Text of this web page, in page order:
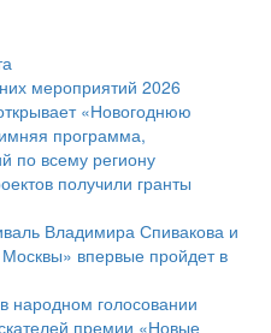
мероприятий 2026
«Новогоднюю
программа,
по всему региону
получили гранты
Владимира Спивакова и
впервые пройдет в
народном голосовании
премии «Новые